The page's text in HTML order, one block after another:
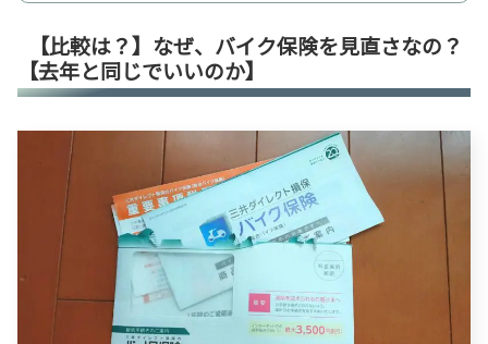
【比較は？】なぜ、バイク保険を見直さなの？
【去年と同じでいいのか】